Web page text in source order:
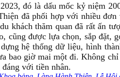
đó là dấu mốc kỷ niệm
đã phối hợp với nhiều
khách thăm quan đã rất ấn
cũng được lựa chọn, sắp đặt,
hệ thống dữ liệu, hình
bao giờ mai một đi. Không
với tiền nhân.